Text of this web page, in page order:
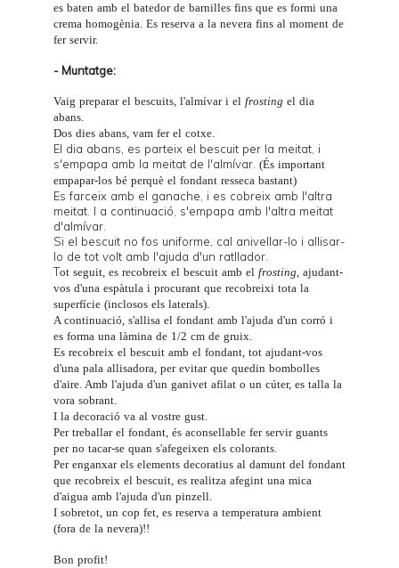
es baten amb el batedor de barnilles fins que es formi una
crema homogènia. Es reserva a la nevera fins al moment de
fer servir.
- Muntatge:
Vaig preparar el bescuits, l'almívar i el frosting el dia
abans.
Dos dies abans, vam fer el cotxe.
El dia abans, es parteix el bescuit per la meitat, i
s'empapa amb la meitat de l'almívar. (És important
empapar-los bé perquè el fondant resseca bastant)
Es farceix amb el ganache, i es cobreix amb l'altra
meitat. I a continuació, s'empapa amb l'altra meitat
d'almívar.
Si el bescuit no fos uniforme, cal anivellar-lo i allisar-
lo de tot volt amb l'ajuda d'un ratllador.
Tot seguit, es recobreix el bescuit amb el frosting, ajudant-
vos d'una espàtula i procurant que recobreixi tota la
superfície (inclosos els laterals).
A continuació, s'allisa el fondant amb l'ajuda d'un corró i
es forma una làmina de 1/2 cm de gruix.
Es recobreix el bescuit amb el fondant, tot ajudant-vos
d'una pala allisadora, per evitar que quedin bombolles
d'aire. Amb l'ajuda d'un ganivet afilat o un cúter, es talla la
vora sobrant.
I la decoració va al vostre gust.
Per treballar el fondant, és aconsellable fer servir guants
per no tacar-se quan s'afegeixen els colorants.
Per enganxar els elements decoratius al damunt del fondant
que recobreix el bescuit, es realitza afegint una mica
d'aigua amb l'ajuda d'un pinzell.
I sobretot, un cop fet, es reserva a temperatura ambient
(fora de la nevera)!!
Bon profit!